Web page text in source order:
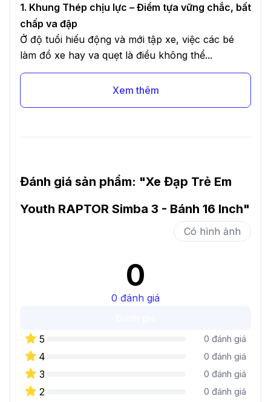
1. Khung Thép chịu lực – Điểm tựa vững chắc, bất
chấp va đập
Ở độ tuổi hiếu động và mới tập xe, việc các bé
làm đổ xe hay va quẹt là điều không thể...
Xem thêm
Đánh giá sản phẩm: "Xe Đạp Trẻ Em
Youth RAPTOR Simba 3 - Bánh 16 Inch"
Có hình ảnh
0
0 đánh giá
5
0 đánh giá
4 0 đánh giá
3 0 đánh giá
2 0 đánh giá